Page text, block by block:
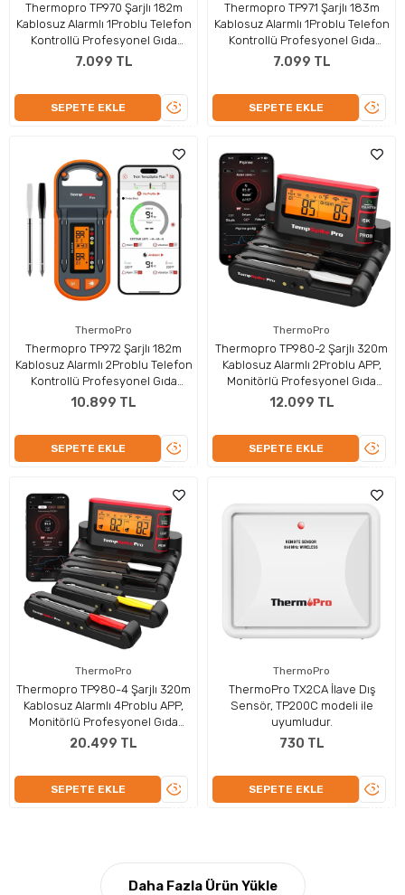
Thermopro TP970 Şarjlı 182m
Kablosuz Alarmlı 1Problu Telefon
Kontrollü Profesyonel Gıda
Termometresi
7.099 TL
SEPETE EKLE
ÜRÜNÜ
Thermopro TP971 Şarjlı 183m
Kablosuz Alarmlı 1Problu Telefon
Kontrollü Profesyonel Gıda
Termometresi
7.099 TL
SEPETE EKLE
ThermoPro
Thermopro TP972 Şarjlı 182m
Kablosuz Alarmlı 2Problu Telefon
Kontrollü Profesyonel Gıda
Termometresi
10.899 TL
SEPETE EKLE
ÜRÜNÜ
ThermoPro
Thermopro TP980-2 Şarjlı 320m
Kablosuz Alarmlı 2Problu APP,
Monitörlü Profesyonel Gıda
Termometresi
12.099 TL
SEPETE EKLE
ThermoPro
Thermopro TP980-4 Şarjlı 320m
Kablosuz Alarmlı 4Problu APP,
Monitörlü Profesyonel Gıda
Termometresi
20.499 TL
SEPETE EKLE
ÜRÜNÜ
ThermoPro
ThermoPro TX2CA İlave Dış
Sensör, TP200C modeli ile
uyumludur.
730 TL
SEPETE EKLE
Daha Fazla Ürün Yükle